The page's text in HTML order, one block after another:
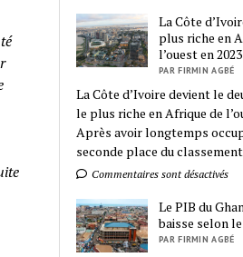
La Côte
plus riche en
l’ouest en 2023
PAR FIRMIN AGBÉ
La Côte d’Ivoire devient le
le plus riche en Afrique de
Après avoir longtemps
seconde place du
Commentaires sont désactivés
Le PIB du
baisse selon
PAR FIRMIN AGBÉ